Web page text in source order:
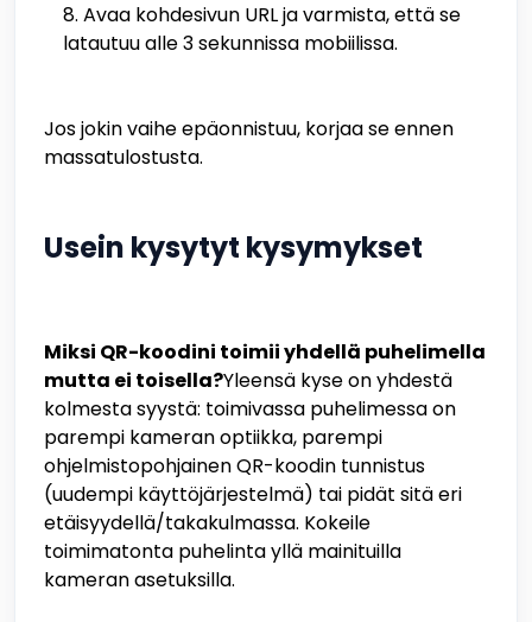
Avaa kohdesivun URL ja varmista, että se
latautuu alle 3 sekunnissa mobiilissa.
Jos jokin vaihe epäonnistuu, korjaa se ennen
massatulostusta.
Usein kysytyt kysymykset
Miksi QR-koodini toimii yhdellä puhelimella
mutta ei toisella?Yleensä kyse on yhdestä
kolmesta syystä: toimivassa puhelimessa on
parempi kameran optiikka, parempi
ohjelmistopohjainen QR-koodin tunnistus
(uudempi käyttöjärjestelmä) tai pidät sitä eri
etäisyydellä/takakulmassa. Kokeile
toimimatonta puhelinta yllä mainituilla
kameran asetuksilla.